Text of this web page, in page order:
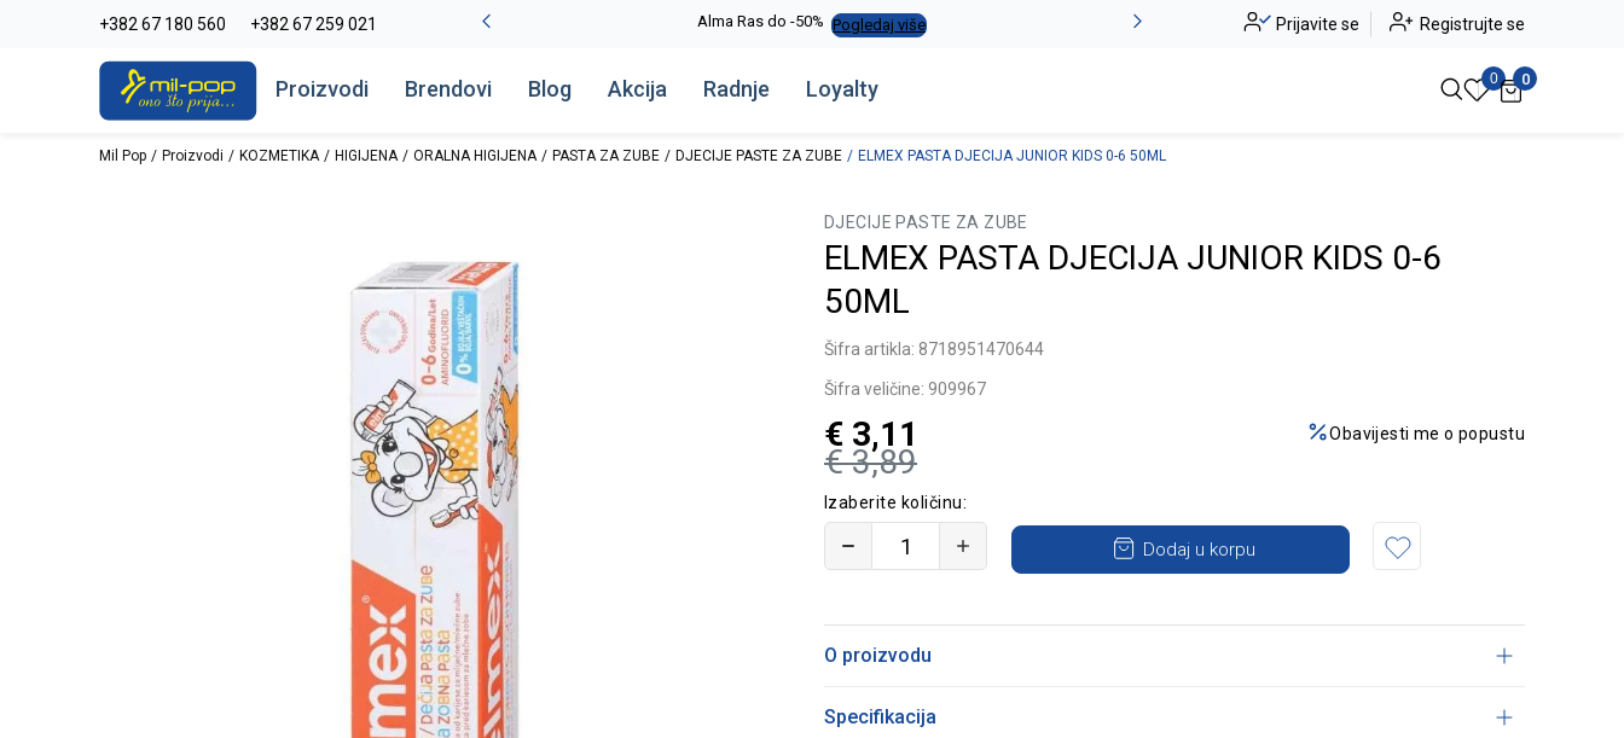
+382 67 180 560 +382 67 259 021
La Plage peškiri do -30% Pogledaj više Alma Ras do -50% Pogledaj više Novo u ponudi - Jadea Pogledaj više
Prijavite se Registrujte se
Proizvodi Brendovi Blog Akcija Radnje Loyalty 0 0
Mil Pop Proizvodi KOZMETIKA HIGIJENA ORALNA HIGIJENA PASTA ZA ZUBE DJECIJE PASTE ZA ZUBE ELMEX PASTA DJECIJA JUNIOR KIDS 0-6 50ML
DJECIJE PASTE ZA ZUBE
ELMEX PASTA DJECIJA JUNIOR KIDS 0-6
50ML
Šifra artikla: 8718951470644
Šifra veličine: 909967
€ 3,89
€ 3,11 Obavijesti me o popustu
Izaberite količinu:
Dodaj u korpu
O proizvodu
Specifikacija